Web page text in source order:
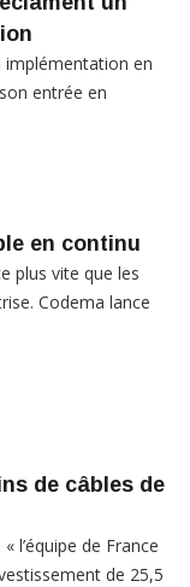
implémentation en
entrée en
en continu
plus vite que les
Codema lance
de câbles de
l’équipe de France
de 25,5